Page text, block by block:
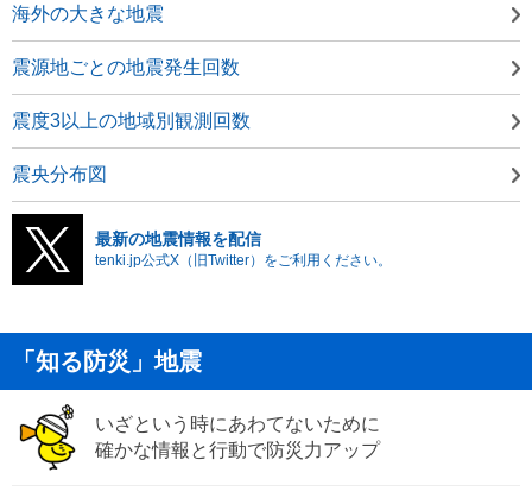
海外の大きな地震
震源地ごとの地震発生回数
震度3以上の地域別観測回数
震央分布図
最新の地震情報を配信
tenki.jp公式X（旧Twitter）をご利用ください。
「知る防災」地震
いざという時にあわてないために
確かな情報と行動で防災力アップ